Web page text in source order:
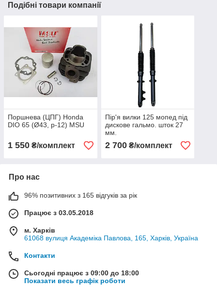
Подібні товари компанії
Поршнева (ЦПГ) Honda
DIO 65 (Ø43, p-12) MSU
1 550 ₴/комплект
Пір'я вилки 125 мопед під
дискове гальмо. шток 27
мм.
2 700₴/комплект
Про нас
96% позитивних з 165 відгуків за рік
Працює з 03.05.2018
м. Харків
61068 вулиця Академіка Павлова, 165, Харків, Україна
Контакти
Сьогодні працює з 09:00 до 18:00
Показати весь графік роботи